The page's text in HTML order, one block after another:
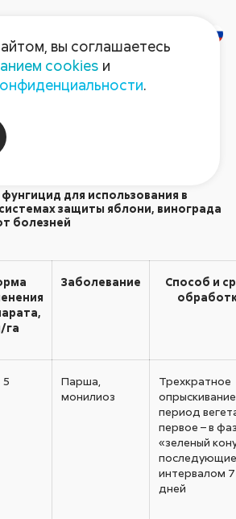
Кумир
для использования в
защиты яблони, винограда
болезней
га
Заболевание
Способ и
5
Парша,
монилиоз
Трехкратное
период
первое – в
«зеленый
последующие
интервалом 7
дней
вы соглашаетесь
cookies и
.